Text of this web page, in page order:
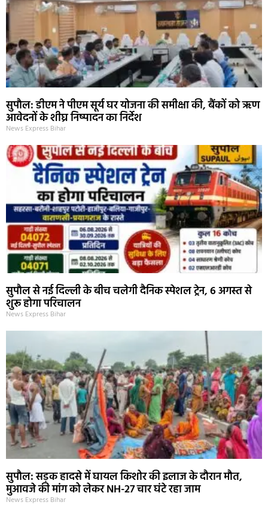
सुपौल: डीएम ने पीएम सूर्य घर योजना की समीक्षा की, बैंकों को ऋण
आवेदनों के शीघ्र निष्पादन का निर्देश
News Express Bihar
सुपौल से नई दिल्ली के बीच चलेगी दैनिक स्पेशल ट्रेन, 6 अगस्त से
शुरू होगा परिचालन
News Express Bihar
सुपौल: सड़क हादसे में घायल किशोर की इलाज के दौरान मौत,
मुआवजे की मांग को लेकर NH-27 चार घंटे रहा जाम
News Express Bihar